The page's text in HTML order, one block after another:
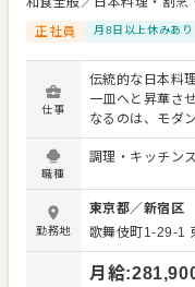
正社員
月8日以上休みあり
仕事
伝統的な日本料
一皿へと昇華さ
なるのは、モダ
調理はもちろん
営に深く関わる
あるノバレーゼ
社譲りのハイセ
質なウエディン
います。今後は
れており、世界
職種
調理・キッチン
勤務地
東京都／新宿区
歌舞伎町1-29-1
月給: